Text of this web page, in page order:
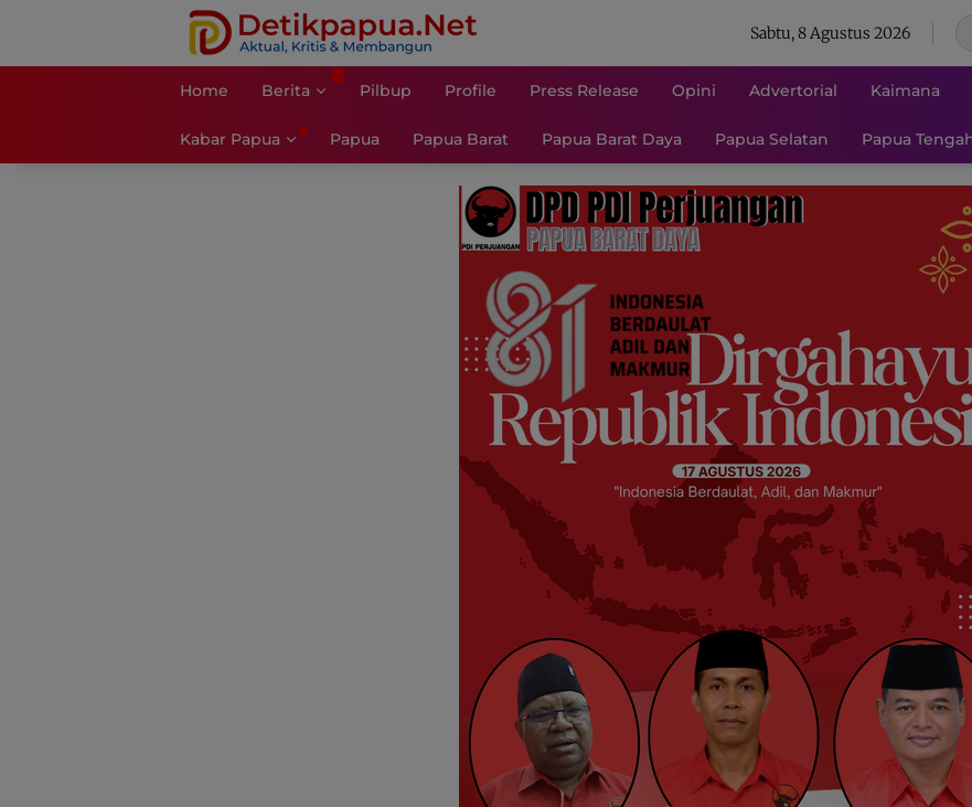
Sabtu, 8 Agustus 2026
Home Berita Pilbup Profile Press Release Opini Advertorial Kaimana
Kabar Papua Papua Papua Barat Papua Barat Daya Papua Selatan Papua